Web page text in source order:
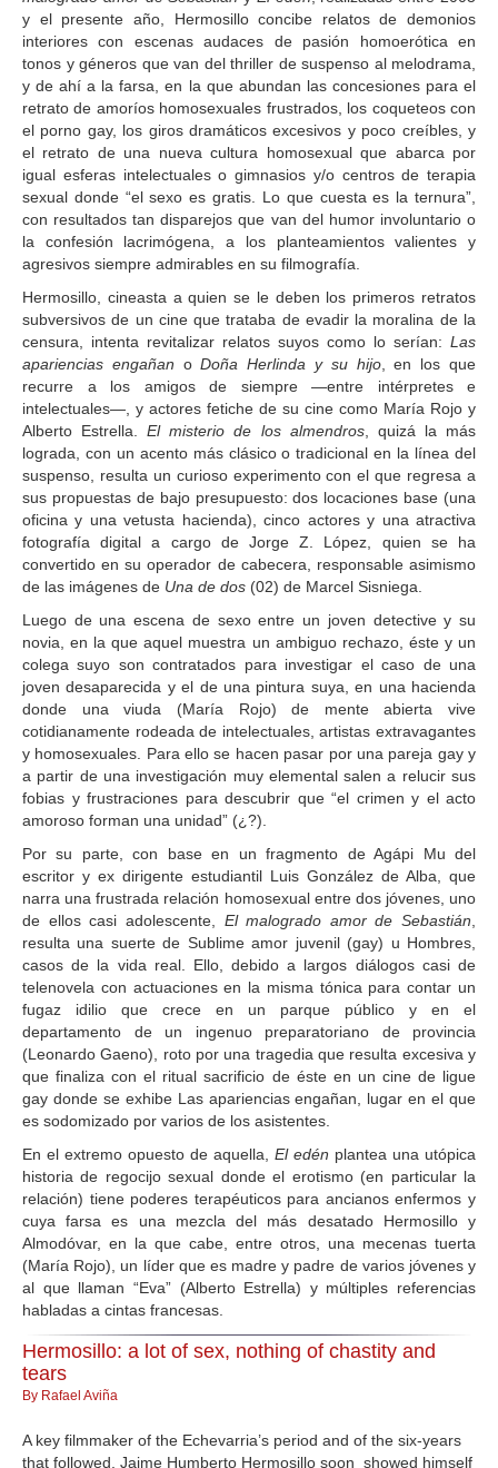
y el presente año, Hermosillo concibe relatos de demonios
interiores con escenas audaces de pasión homoerótica en
tonos y géneros que van del thriller de suspenso al melodrama,
y de ahí a la farsa, en la que abundan las concesiones para el
retrato de amoríos homosexuales frustrados, los coqueteos con
el porno gay, los giros dramáticos excesivos y poco creíbles, y
el retrato de una nueva cultura homosexual que abarca por
igual esferas intelectuales o gimnasios y/o centros de terapia
sexual donde “el sexo es gratis. Lo que cuesta es la ternura”,
con resultados tan disparejos que van del humor involuntario o
la confesión lacrimógena, a los planteamientos valientes y
agresivos siempre admirables en su filmografía.
Hermosillo, cineasta a quien se le deben los primeros retratos
subversivos de un cine que trataba de evadir la moralina de la
censura, intenta revitalizar relatos suyos como lo serían: Las
apariencias engañan oDoña Herlinda y su hijo, en los que
recurre a los amigos de siempre —entre intérpretes e
intelectuales—, y actores fetiche de su cine como María Rojo y
Alberto Estrella.El misterio de los almendros, quizá la más
lograda, con un acento más clásico o tradicional en la línea del
suspenso, resulta un curioso experimento con el que regresa a
sus propuestas de bajo presupuesto: dos locaciones base (una
oficina y una vetusta hacienda), cinco actores y una atractiva
fotografía digital a cargo de Jorge Z. López, quien se ha
convertido en su operador de cabecera, responsable asimismo
de las imágenes de Una de dos (02) de Marcel Sisniega.
Luego de una escena de sexo entre un joven detective y su
novia, en la que aquel muestra un ambiguo rechazo, éste y un
colega suyo son contratados para investigar el caso de una
joven desaparecida y el de una pintura suya, en una hacienda
donde una viuda (María Rojo) de mente abierta vive
cotidianamente rodeada de intelectuales, artistas extravagantes
y homosexuales. Para ello se hacen pasar por una pareja gay y
a partir de una investigación muy elemental salen a relucir sus
fobias y frustraciones para descubrir que “el crimen y el acto
amoroso forman una unidad” (¿?).
Por su parte, con base en un fragmento de Agápi Mu del
escritor y ex dirigente estudiantil Luis González de Alba, que
narra una frustrada relación homosexual entre dos jóvenes, uno
de ellos casi adolescente, El malogrado amor de Sebastián
resulta una suerte de Sublime amor juvenil (gay) u Hombres,
casos de la vida real. Ello, debido a largos diálogos casi de
telenovela con actuaciones en la misma tónica para contar un
fugaz idilio que crece en un parque público y en el
departamento de un ingenuo preparatoriano de provincia
(Leonardo Gaeno), roto por una tragedia que resulta excesiva y
que finaliza con el ritual sacrificio de éste en un cine de ligue
gay donde se exhibe Las apariencias engañan, lugar en el que
es sodomizado por varios de los asistentes.
En el extremo opuesto de aquella, El edén plantea una utópica
historia de regocijo sexual donde el erotismo (en particular la
relación) tiene poderes terapéuticos para ancianos enfermos y
cuya farsa es una mezcla del más desatado Hermosillo y
Almodóvar, en la que cabe, entre otros, una mecenas tuerta
(María Rojo), un líder que es madre y padre de varios jóvenes y
al que llaman “Eva” (Alberto Estrella) y múltiples referencias
habladas a cintas francesas.
Hermosillo: a lot of sex, nothing of chastity and
tears
By Rafael Aviña
A key filmmaker of the Echevarria’s period and of the six-years
that followed, Jaime Humberto Hermosillo soon showed himself